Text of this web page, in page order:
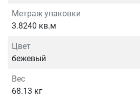
Метраж упаковки
3.8240 кв.м
Цвет
бежевый
Вес
68.13 кг